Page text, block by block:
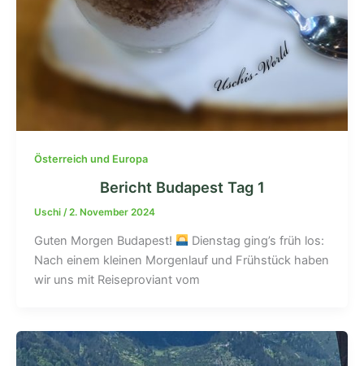
Österreich und Europa
Bericht Budapest Tag 1
Uschi /2. November 2024
Guten Morgen Budapest!
Dienstag ging’s früh los:
Nach einem kleinen Morgenlauf und Frühstück haben
wir uns mit Reiseproviant vom